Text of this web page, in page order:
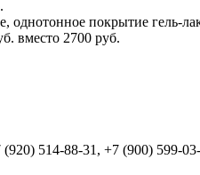
покрытие гель-
вместо 2700 руб.
(920) 514-88-31, +7 (900) 599-